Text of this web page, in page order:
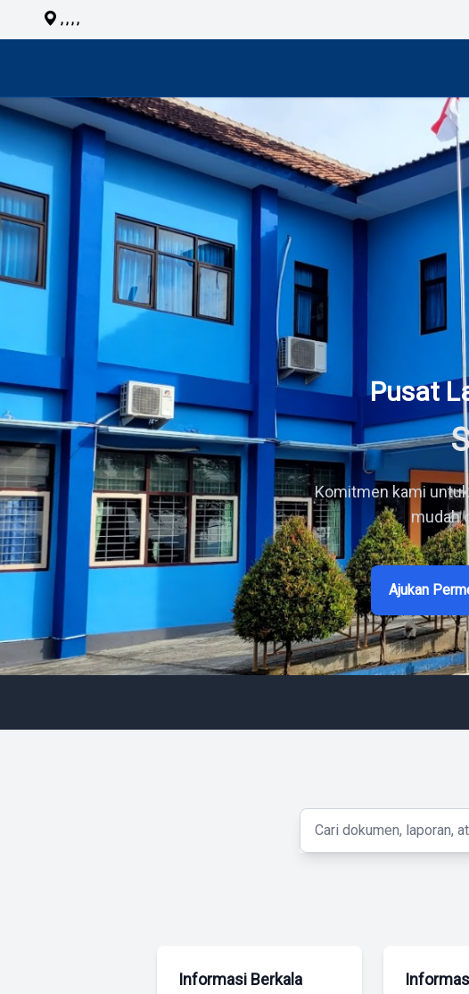
, , , ,
Pusat
Komitmen kami
mudah
Ajukan
Informasi Berkala